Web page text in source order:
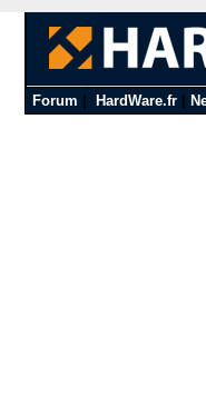
Forum HardWare.fr|